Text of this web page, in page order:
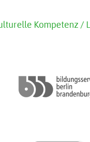
Kompetenz /